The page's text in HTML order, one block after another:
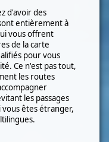
d'avoir des
entièrement à
vous offrent
de la carte
pour vous
Ce n'est pas tout,
les routes
les passages
vous êtes étranger,